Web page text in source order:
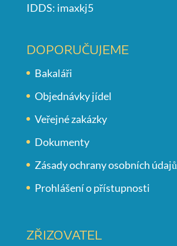
IDDS: imaxkj5
DOPORUČUJEME
Bakaláři
Objednávky jídel
Veřejné zakázky
Dokumenty
Zásady ochrany osobních údajů
Prohlášení o přístupnosti
ZŘIZOVATEL